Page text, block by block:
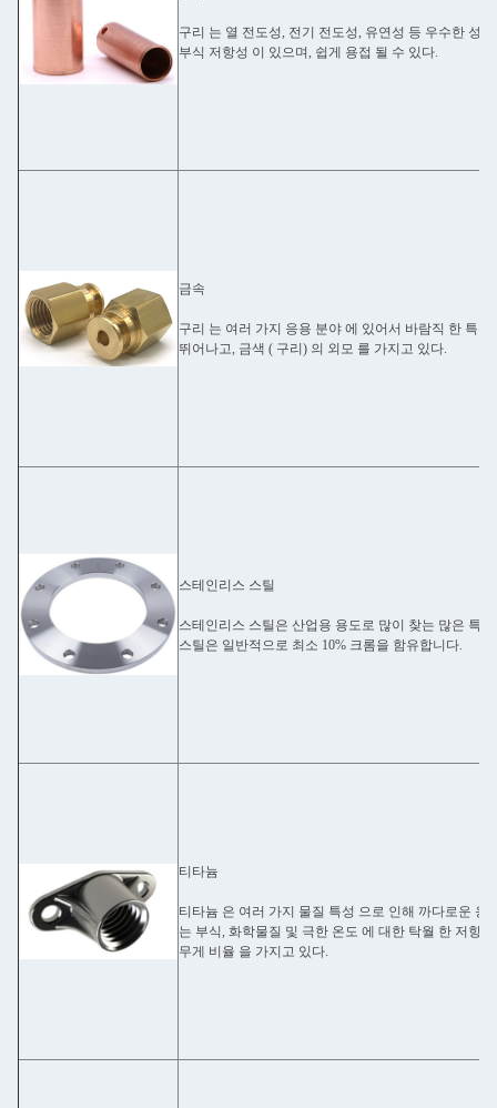
구리 는 열 전도성, 전기 전도성, 유연성 등 우수한 성
부식 저항성 이 있으며, 쉽게 용접 될 수 있다.
금속
구리 는 여러 가지 응용 분야 에 있어서 바람직 한 특
뛰어나고, 금색 ( 구리) 의 외모 를 가지고 있다.
스테인리스 스틸
스테인리스 스틸은 산업용 용도로 많이 찾는 많은 특
스틸은 일반적으로 최소 10% 크롬을 함유합니다.
티타늄
티타늄 은 여러 가지 물질 특성 으로 인해 까다로운 응
는 부식, 화학물질 및 극한 온도 에 대한 탁월 한 저항
무게 비율 을 가지고 있다.